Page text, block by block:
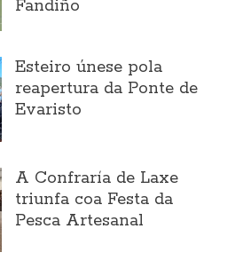
Fandiño
Esteiro únese pola
reapertura da Ponte de
Evaristo
A Confraría de Laxe
triunfa coa Festa da
Pesca Artesanal